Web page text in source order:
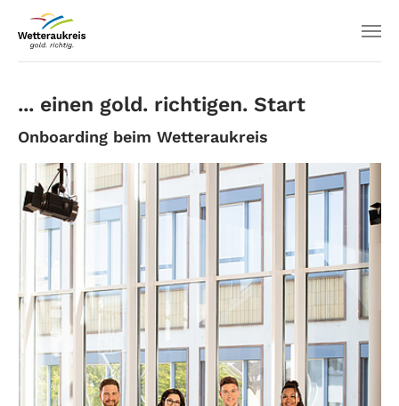
... einen gold. richtigen. Start
Onboarding beim Wetteraukreis